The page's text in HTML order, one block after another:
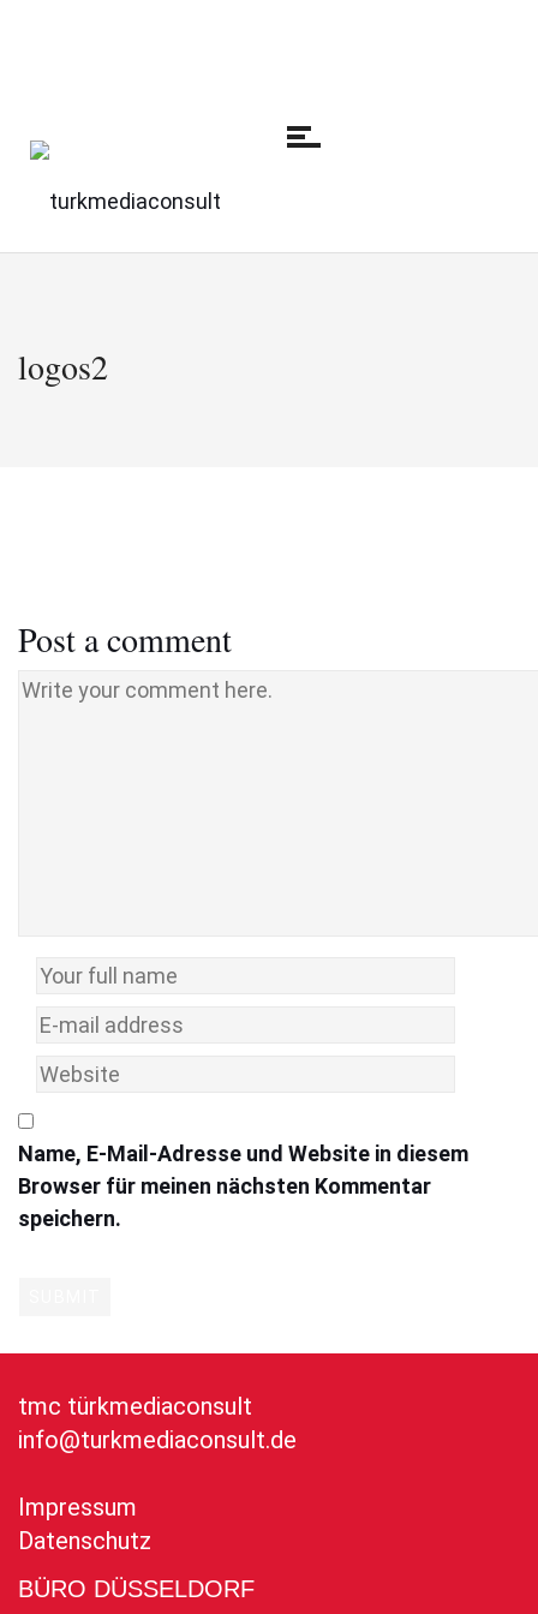
logos2
Post a comment
Name, E-Mail-Adresse und Website in diesem
Browser für meinen nächsten Kommentar
speichern.
tmc türkmediaconsult
info@turkmediaconsult.de
Impressum
Datenschutz
BÜRO DÜSSELDORF